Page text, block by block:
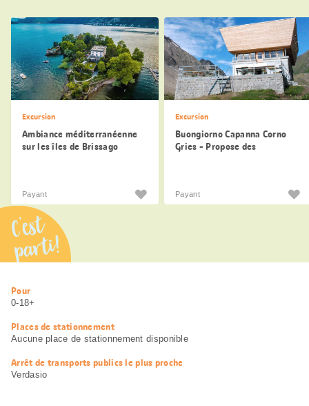
Excursion
Ambiance méditerranéenne
sur les îles de Brissago
Payant
Excursion
Buongiorno Capanna Corno
Gries - Propose des
Payant
C’est
parti!
Informations
utiles
Pour
0-18+
Places de stationnement
Aucune place de stationnement disponible
Arrêt de transports publics le plus proche
Verdasio